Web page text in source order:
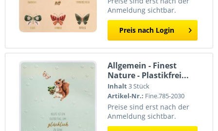
Anmeldung sichtbar.
Preis nach Login
Allgemein - Finest
Nature - Plastikfrei...
Inhalt3 Stück
Artikel-Nr.: Fine.785-2030
Preise sind erst nach der
Anmeldung sichtbar.